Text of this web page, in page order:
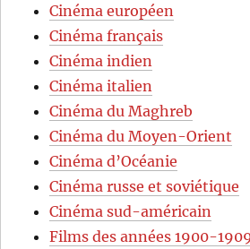
Cinéma européen
Cinéma français
Cinéma indien
Cinéma italien
Cinéma du Maghreb
Cinéma du Moyen-Orient
Cinéma d’Océanie
Cinéma russe et soviétique
Cinéma sud-américain
Films des années 1900-